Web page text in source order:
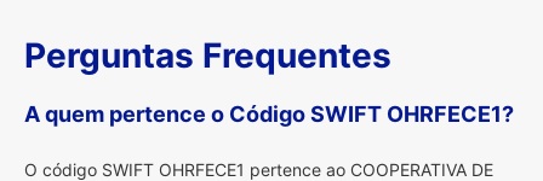
Perguntas Frequentes
A quem pertence o Código SWIFT OHRFECE1?
O código SWIFT OHRFECE1 pertence ao COOPERATIVA DE